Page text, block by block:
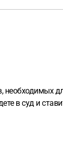
необходимых
в суд и